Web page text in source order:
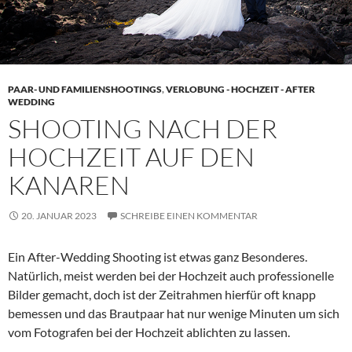
PAAR- UND FAMILIENSHOOTINGS,VERLOBUNG - HOCHZEIT - AFTER
WEDDING
SHOOTING NACH DER
HOCHZEIT AUF DEN
KANAREN
20. JANUAR 2023 SCHREIBE EINEN KOMMENTAR
Ein After-Wedding Shooting ist etwas ganz Besonderes.
Natürlich, meist werden bei der Hochzeit auch professionelle
Bilder gemacht, doch ist der Zeitrahmen hierfür oft knapp
bemessen und das Brautpaar hat nur wenige Minuten um sich
vom Fotografen bei der Hochzeit ablichten zu lassen.